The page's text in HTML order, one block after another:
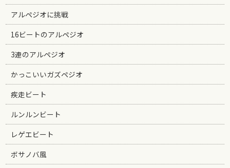
アルペジオに挑戦
16ビートのアルペジオ
3連のアルペジオ
かっこいいガズペジオ
疾走ビート
ルンルンビート
レゲエビート
ボサノバ風